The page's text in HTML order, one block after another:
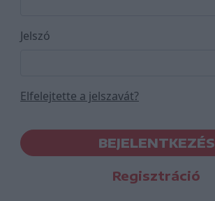
Jelszó
Elfelejtette a jelszavát?
BEJELENTKEZÉS
Regisztráció